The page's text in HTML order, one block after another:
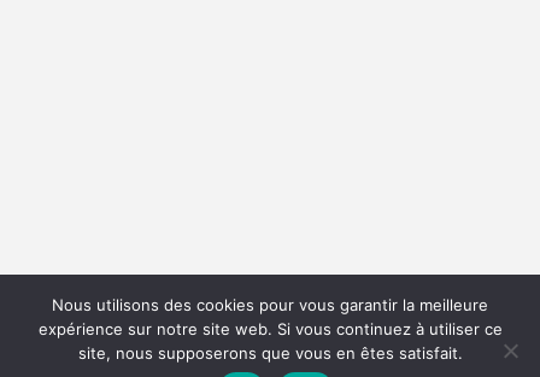
Nous utilisons des cookies pour vous garantir la meilleure
expérience sur notre site web. Si vous continuez à utiliser ce
site, nous supposerons que vous en êtes satisfait.